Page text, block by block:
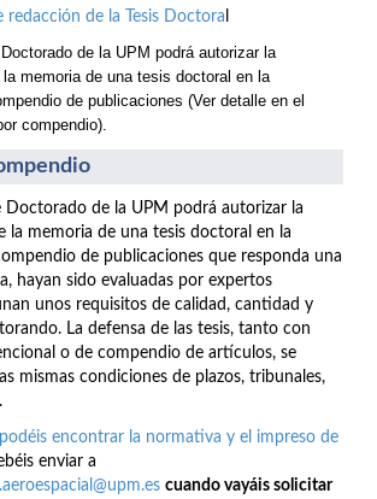
redacción de la Tesis Doctora
Doctorado de la UPM podrá autorizar la
memoria de una tesis doctoral en la
de publicaciones (Ver detalle en el
compendio).
Doctorado de la UPM podrá autorizar la
la memoria de una tesis doctoral en la
de publicaciones que responda una
hayan sido evaluadas por expertos
unos requisitos de calidad, cantidad y
La defensa de las tesis, tanto con
o de compendio de artículos, se
mismas condiciones de plazos, tribunales,
encontrar la normativa y el impreso de
enviar a
cuando vayáis solicitar